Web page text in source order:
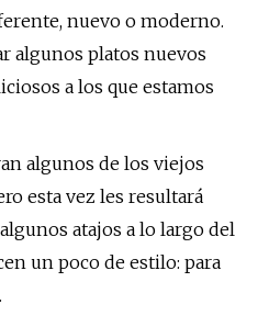
nuevo o moderno.
algunos platos nuevos
a los que estamos
algunos de los viejos
esta vez les resultará
atajos a lo largo del
un poco de estilo: para